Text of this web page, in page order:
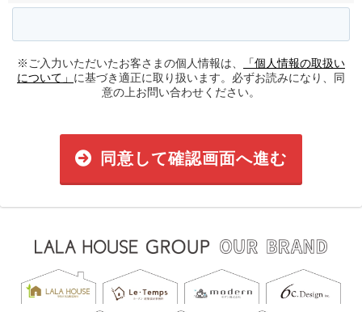
※ご入力いただいたお客さまの個人情報は、
「個人情報の取扱い
について」 に基づき適正に取り扱います。必ずお読みになり、同
意の上お問い合わせください。
同意して確認画面へ進む